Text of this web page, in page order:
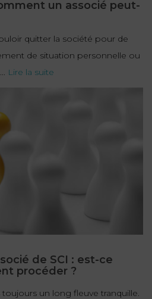
un associé peut-
quitter la société pour de
de situation personnelle ou
Lire la suite
de SCI : est-ce
procéder ?
toujours un long fleuve tranquille.